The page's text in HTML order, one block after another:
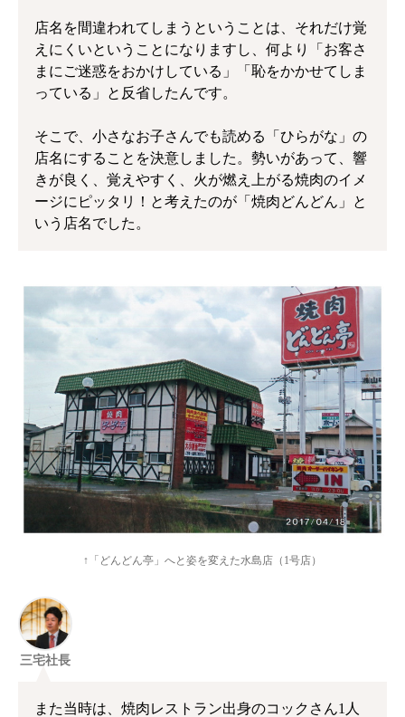
店名を間違われてしまうということは、それだけ覚
えにくいということになりますし、何より「お客さ
まにご迷惑をおかけしている」「恥をかかせてしま
っている」と反省したんです。
そこで、小さなお子さんでも読める「ひらがな」の
店名にすることを決意しました。勢いがあって、響
きが良く、覚えやすく、火が燃え上がる焼肉のイメ
ージにピッタリ！と考えたのが「焼肉どんどん」と
いう店名でした。
↑「どんどん亭」へと姿を変えた水島店（1号店）
三宅社長
また当時は、焼肉レストラン出身のコックさん1人